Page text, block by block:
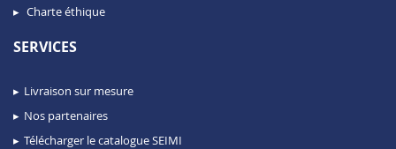
Charte éthique
SERVICES
Livraison sur mesure
Nos partenaires
Télécharger le catalogue SEIMI